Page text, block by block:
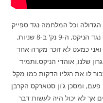
השביקה הגדולה וכל המלחמה נגד ספייק
לי: 25 נקודות ברבע הרביעי בפלייאוף נגד הניקס, ה-9 נק' ב-8 שניות,
שנימשכה 14 שנים, ואני כמעט לא זוכר מקרה אחד
שלנו, אוהדי הניקס.ותמיד
לו את רגליו הדקות כמו מקל
ומסכן ג'ון סטארקס הקרבן
אך לא יכול היה לעשות דבר